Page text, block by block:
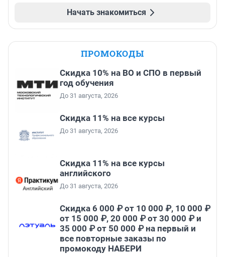
Начать знакомиться
ПРОМОКОДЫ
Скидка 10% на ВО и СПО в первый
год обучения
До 31 августа, 2026
Скидка 11% на все курсы
До 31 августа, 2026
Скидка 11% на все курсы
английского
До 31 августа, 2026
Скидка 6 000 ₽ от 10 000 ₽, 10 000 ₽
от 15 000 ₽, 20 000 ₽ от 30 000 ₽ и
35 000 ₽ от 50 000 ₽ на первый и
все повторные заказы по
промокоду НАБЕРИ